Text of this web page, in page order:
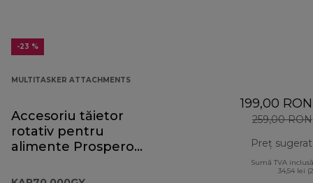
-23 %
MULTITASKER ATTACHMENTS
Accesoriu tăietor
rotativ pentru
alimente Prospero+
199,00 RON
259,00 RON
Preț sugerat
Sumă TVA
34,54 lei